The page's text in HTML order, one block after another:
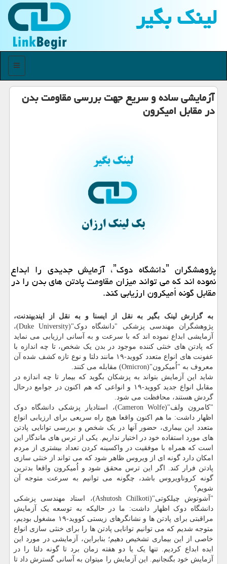
لینك بگیر
منو
آزمایشی ساده و سریع جهت بررسی مقاومت بدن
در مقابل امیکرون
پژوهشگران ˮدانشگاه دوکˮ، آزمایش جدیدی را ابداع
نموده اند که می تواند میزان مقاومت پادتن های بدن را در
مقابل گونه اُمیکرون ارزیابی کند.
به گزارش لینک بگیر به نقل از ایسنا و به نقل از ایندیپندنت،
پژوهشگران مهندسی پزشکی "دانشگاه دوک"(Duke University)،
آزمایشی ابداع نموده اند که با سرعت و به آسانی ارزیابی می نماید
که پادتن های خنثی کننده موجود در بدن یک شخص، تا چه اندازه با
عفونت های انواع متعدد کووید-۱۹ مانند دلتا و نوع تازه کشف شده آن
معروف به "اُمیکرون"(Omicron) مقابله می کنند.
شاید این آزمایش بتواند به پزشکان بگوید که بیمار تا چه اندازه در
مقابل انواع جدید کووید-۱۹ و انواعی که هم اکنون در جوامع درحال
گردش هستند، محافظت می شود.
"کامرون ولف"(Cameron Wolfe)، استادیار پزشکی دانشگاه دوک
اظهار داشت: ما هم اکنون واقعا هیچ راه سریعی برای ارزیابی انواع
متعدد این بیماری، حضور آنها در یک شخص و بررسی توانایی پادتن
های مورد استفاده خود در اختیار نداریم. یکی از ترس های ماندگار این
است که همراه با موفقیت در واکسینه کردن تعداد بیشتری از مردم
امکان دارد گونه ای از ویروس ظاهر شود که می تواند از خنثی سازی
پادتن فرار کند. اگر این ترس محقق شود و اُمیکرون واقعا بدترین
گونه کروناویروس باشد، چگونه می توانیم به سرعت متوجه آن
شویم؟
"آشوتوش چیلکوتی"(Ashutosh Chilkoti)، استاد مهندسی پزشکی
دانشگاه دوک اظهار داشت: ما در حالیکه به توسعه یک آزمایش
مراقبتی برای پادتن ها و نشانگرهای زیستی کووید-۱۹ مشغول بودیم،
متوجه شدیم که می توانیم توانایی پادتن ها را برای خنثی سازی انواع
خاصی از این بیماری تشخیص دهیم؛ بنابراین، آزمایشی در مورد این
ایده ابداع کردیم. تنها یک یا دو هفته زمان برد تا گونه دلتا را در
آزمایش خود بگنجانیم. این آزمایش را میتوان به آسانی گسترش داد تا